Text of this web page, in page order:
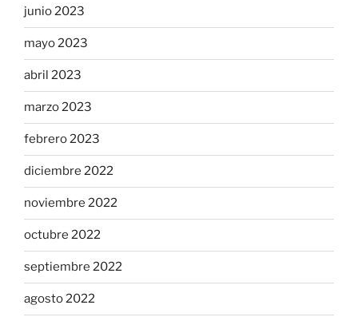
junio 2023
mayo 2023
abril 2023
marzo 2023
febrero 2023
diciembre 2022
noviembre 2022
octubre 2022
septiembre 2022
agosto 2022